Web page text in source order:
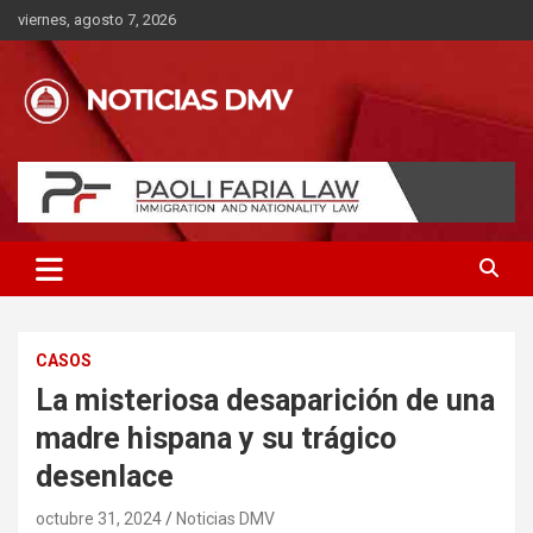
Saltar
al
contenido
viernes, agosto 7, 2026
CASOS
La misteriosa desaparición de una
madre hispana y su trágico
desenlace
octubre 31, 2024 Noticias DMV